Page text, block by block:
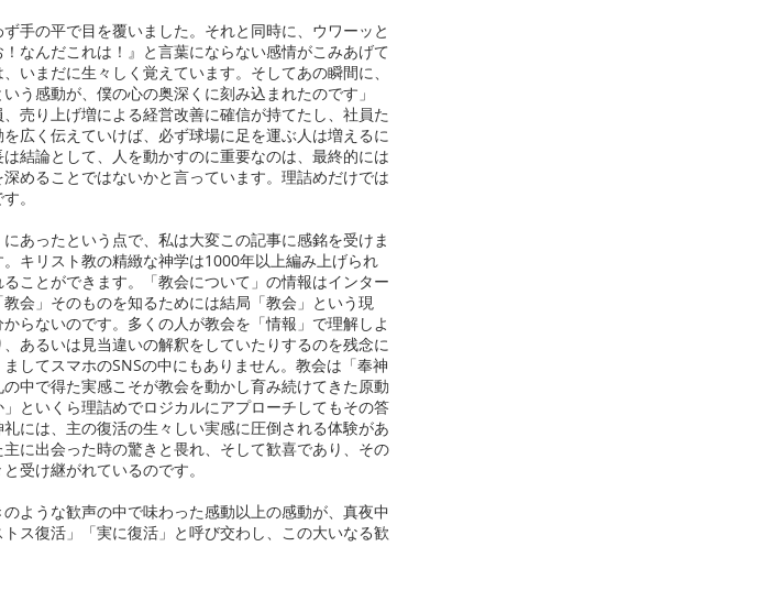
手の平で目を覆いました。それと同時に、ウワーッと
なんだこれは！』と言葉にならない感情がこみあげて
いまだに生々しく覚えています。そしてあの瞬間に、
う感動が、僕の心の奥深くに刻み込まれたのです」
売り上げ増による経営改善に確信が持てたし、社員た
広く伝えていけば、必ず球場に足を運ぶ人は増えるに
結論として、人を動かすのに重要なのは、最終的には
めることではないかと言っています。理詰めだけでは
。
あったという点で、私は大変この記事に感銘を受けま
キリスト教の精緻な神学は1000年以上編み上げられ
ことができます。「教会について」の情報はインター
会」そのものを知るためには結局「教会」という現
らないのです。多くの人が教会を「情報」で理解しよ
あるいは見当違いの解釈をしていたりするのを残念に
してスマホのSNSの中にもありません。教会は「奉神
中で得た実感こそが教会を動かし育み続けてきた原動
といくら理詰めでロジカルにアプローチしてもその答
には、主の復活の生々しい実感に圧倒される体験があ
に出会った時の驚きと畏れ、そして歓喜であり、その
受け継がれているのです。
ような歓声の中で味わった感動以上の感動が、真夜中
ス復活」「実に復活」と呼び交わし、この大いなる歓